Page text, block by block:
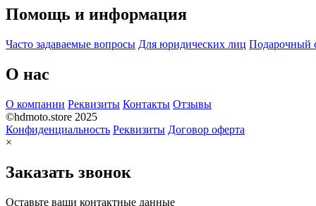
Помощь и информация
Часто задаваемые вопросы Для юридических лиц Подарочный
О нас
О компании Реквизиты Контакты Отзывы
©hdmoto.store 2025
Конфиденциальность Реквизиты Договор оферта
×
Заказать звонок
Оставьте ваши контактные данные